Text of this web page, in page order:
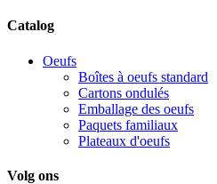
Catalog
Oeufs
Boîtes à oeufs standard
Cartons ondulés
Emballage des oeufs
Paquets familiaux
Plateaux d'oeufs
Volg ons